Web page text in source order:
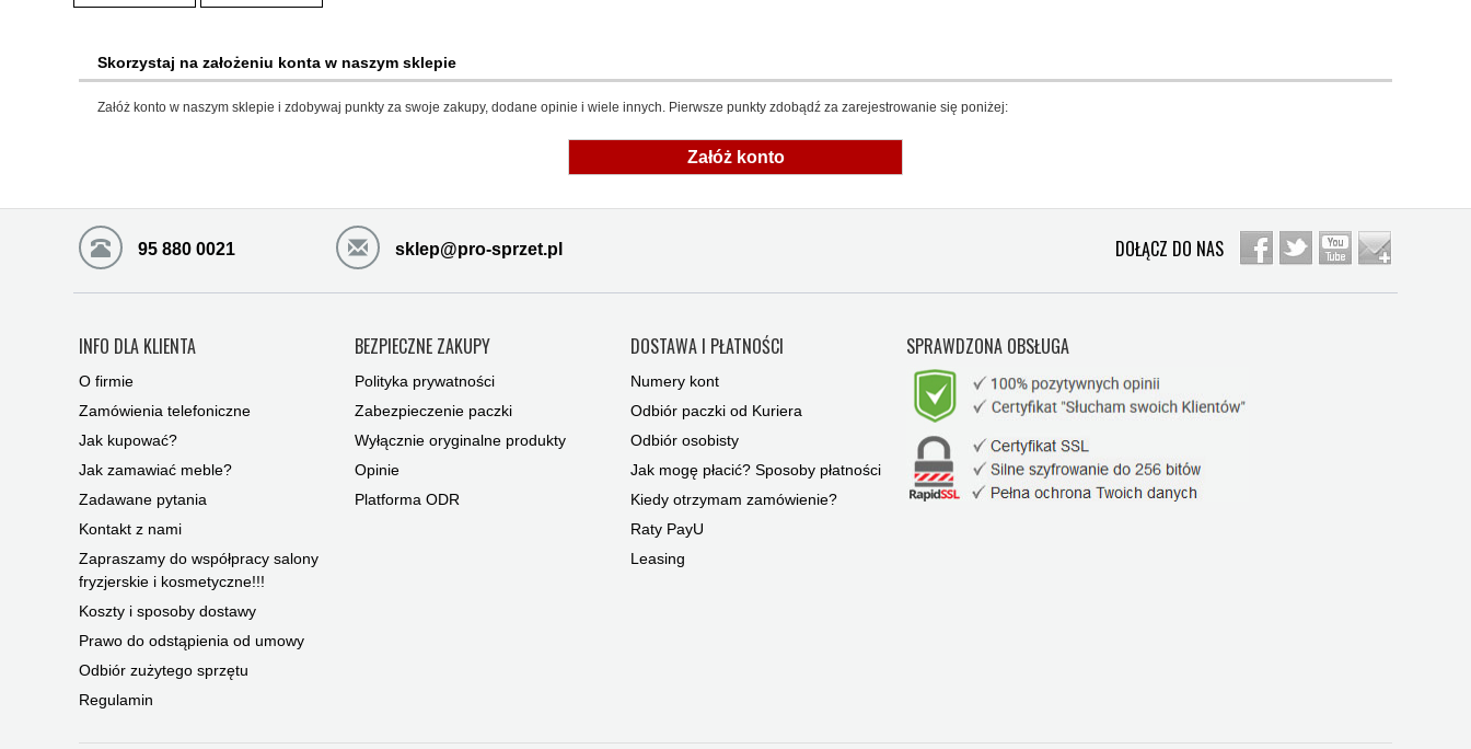
Skorzystaj na założeniu konta w naszym sklepie
Załóż konto w naszym sklepie i zdobywaj punkty za swoje zakupy, dodane opinie i wiele innych. Pierwsze punkty zdobądź za zarejestrowanie się poniżej:
Załóż konto
95 880 0021 sklep@pro-sprzet.pl DOŁĄCZ DO NAS
INFO DLA KLIENTA
O firmie
Zamówienia telefoniczne
Jak kupować?
Jak zamawiać meble?
Zadawane pytania
Kontakt z nami
Zapraszamy do współpracy salony
fryzjerskie i kosmetyczne!!!
Koszty i sposoby dostawy
Prawo do odstąpienia od umowy
Odbiór zużytego sprzętu
Regulamin
BEZPIECZNE ZAKUPY
Polityka prywatności
Zabezpieczenie paczki
Wyłącznie oryginalne produkty
Opinie
Platforma ODR
DOSTAWA I PŁATNOŚCI
Numery kont
Odbiór paczki od Kuriera
Odbiór osobisty
Jak mogę płacić? Sposoby płatności
Kiedy otrzymam zamówienie?
Raty PayU
Leasing
SPRAWDZONA OBSŁUGA